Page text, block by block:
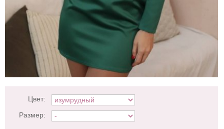
Цвет:
Размер: